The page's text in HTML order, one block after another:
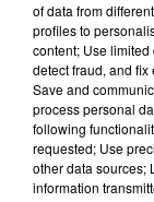
et
la mode
Isabelle
» pour
of data from
profiles to
content; Use limited
detect fraud, and
Save and
process personal
following
requested; Use
other data sources;
information